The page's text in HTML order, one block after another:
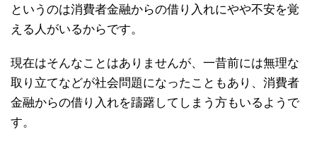
というのは消費者金融からの借り入れにやや不安を覚
える人がいるからです。
現在はそんなことはありませんが、一昔前には無理な
取り立てなどが社会問題になったこともあり、消費者
金融からの借り入れを躊躇してしまう方もいるようで
す。